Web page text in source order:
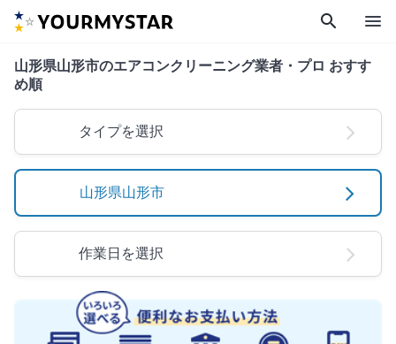
search menu
山形県山形市のエアコンクリーニング業者・プロ おすす
め順
タイプを選択
山形県山形市
作業日を選択